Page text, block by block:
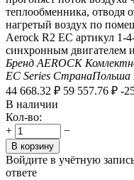
теплообменника, отводя
нагретый воздух по
Aerock R2 EC артикул 1-
синхронным двигателем
Бренд AEROCK
EC Series СтранаПольша
44 668.32 ₽ 59 557.76 ₽ -
В наличии
Кол-во:
+
−
В корзину
Войдите в учётную
ответе